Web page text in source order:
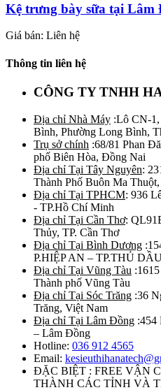
Kệ trưng bày sữa tại Lâm
Giá bán: Liên hệ
Thông tin liên hệ
CÔNG TY TNHH
Địa chỉ Nhà Máy :Lô CN-
Bình, Phường Long Bình,
Trụ sở chính :68/81 Phan
phố Biên Hòa, Đồng Nai
Địa chỉ Tại Tây Nguyên:
Thành Phố Buôn Ma
Địa chỉ Tại TPHCM: 936
- TP.Hồ Chí Minh
Địa chỉ Tại Cần Thơ:
Thủy, TP. Cần Thơ
Địa chỉ Tại Bình Dương
P.HIỆP AN – TP.THỦ
Địa chỉ Tại Vũng Tàu
Thành phố Vũng Tàu
Địa chỉ Tại Sóc Trăng :36
Trăng, Việt Nam
Địa chỉ Tại Lâm Đồng :454
– Lâm Đồng
Hotline: 036 912 4565
Email:
ĐẶC BIỆT : FREE VẬN
THÀNH CÁC TỈNH VÀ